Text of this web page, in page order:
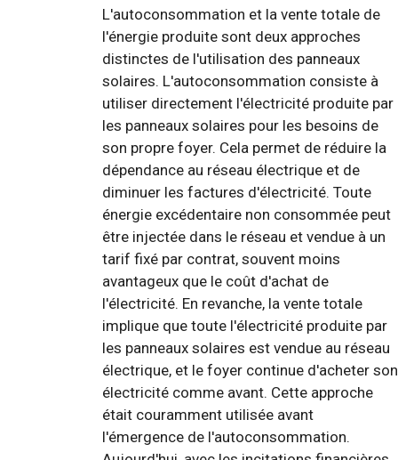
L'autoconsommation et la vente totale de
l'énergie produite sont deux approches
distinctes de l'utilisation des panneaux
solaires. L'autoconsommation consiste à
utiliser directement l'électricité produite par
les panneaux solaires pour les besoins de
son propre foyer. Cela permet de réduire la
dépendance au réseau électrique et de
diminuer les factures d'électricité. Toute
énergie excédentaire non consommée peut
être injectée dans le réseau et vendue à un
tarif fixé par contrat, souvent moins
avantageux que le coût d'achat de
l'électricité. En revanche, la vente totale
implique que toute l'électricité produite par
les panneaux solaires est vendue au réseau
électrique, et le foyer continue d'acheter son
électricité comme avant. Cette approche
était couramment utilisée avant
l'émergence de l'autoconsommation.